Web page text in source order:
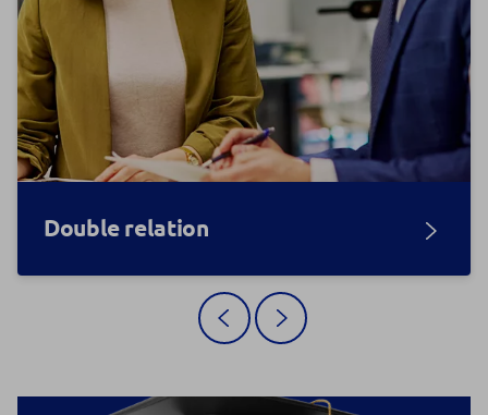
Double relation